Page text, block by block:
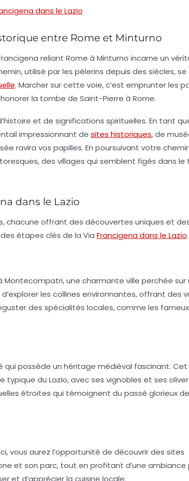
dans le Lazio
entre Rome et Minturno
reliant Rome à Minturno incarne un
utilisé par les pèlerins depuis des siècles,
. Marcher sur cette voie, c’est emprunter les
la tombe de Saint-Pierre à Rome.
et de significations spirituelles. En tant
impressionnant de sites historiques, de
ravira vos papilles. En poursuivant votre
des villages qui semblent figés dans
dans le Lazio
chacune offrant des découvertes uniques et
étapes clés de la Via Francigena dans le Lazio.
une charmante ville perchée sur
les collines environnantes, offrant des
des spécialités locales, comme les fameux
qui possède un héritage médiéval fascinant.
typique du Lazio, avec ses vignobles et ses
étroites qui témoignent du passé glorieux
vous aurez l’opportunité de découvrir des sites
et son parc, tout en profitant d’une ambiance
et d’apprécier la cuisine locale.